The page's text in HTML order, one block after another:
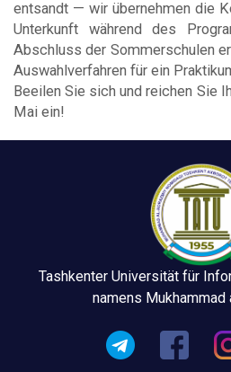
entsandt — wir übernehmen die
Unterkunft während des
Abschluss der Sommerschulen
Auswahlverfahren für ein
Beeilen Sie sich und reichen Sie
Mai ein!
Tashkenter Universität für
namens